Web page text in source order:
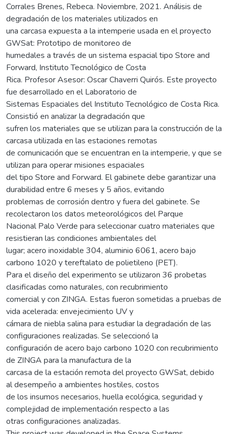
Corrales Brenes, Rebeca. Noviembre, 2021. Análisis de
degradación de los materiales utilizados en
una carcasa expuesta a la intemperie usada en el proyecto
GWSat: Prototipo de monitoreo de
humedales a través de un sistema espacial tipo Store and
Forward, Instituto Tecnológico de Costa
Rica. Profesor Asesor: Oscar Chaverri Quirós. Este proyecto
fue desarrollado en el Laboratorio de
Sistemas Espaciales del Instituto Tecnológico de Costa Rica.
Consistió en analizar la degradación que
sufren los materiales que se utilizan para la construcción de la
carcasa utilizada en las estaciones remotas
de comunicación que se encuentran en la intemperie, y que se
utilizan para operar misiones espaciales
del tipo Store and Forward. El gabinete debe garantizar una
durabilidad entre 6 meses y 5 años, evitando
problemas de corrosión dentro y fuera del gabinete. Se
recolectaron los datos meteorológicos del Parque
Nacional Palo Verde para seleccionar cuatro materiales que
resistieran las condiciones ambientales del
lugar; acero inoxidable 304, aluminio 6061, acero bajo
carbono 1020 y tereftalato de polietileno (PET).
Para el diseño del experimento se utilizaron 36 probetas
clasificadas como naturales, con recubrimiento
comercial y con ZINGA. Estas fueron sometidas a pruebas de
vida acelerada: envejecimiento UV y
cámara de niebla salina para estudiar la degradación de las
configuraciones realizadas. Se seleccionó la
configuración de acero bajo carbono 1020 con recubrimiento
de ZINGA para la manufactura de la
carcasa de la estación remota del proyecto GWSat, debido
al desempeño a ambientes hostiles, costos
de los insumos necesarios, huella ecológica, seguridad y
complejidad de implementación respecto a las
otras configuraciones analizadas.